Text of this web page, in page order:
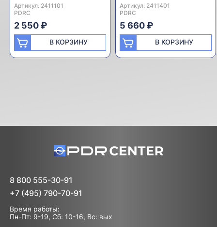
Артикул: 2411101
Производитель:
PDRC
2 550 ₽
В КОРЗИНУ
Артикул: 2411401
Производитель:
PDRC
5 660 ₽
В КОРЗИНУ
8 800 555-30-91
+7 (495) 790-70-91
Время работы:
Пн-Пт: 9-19, Сб: 10-16, Вс: вых